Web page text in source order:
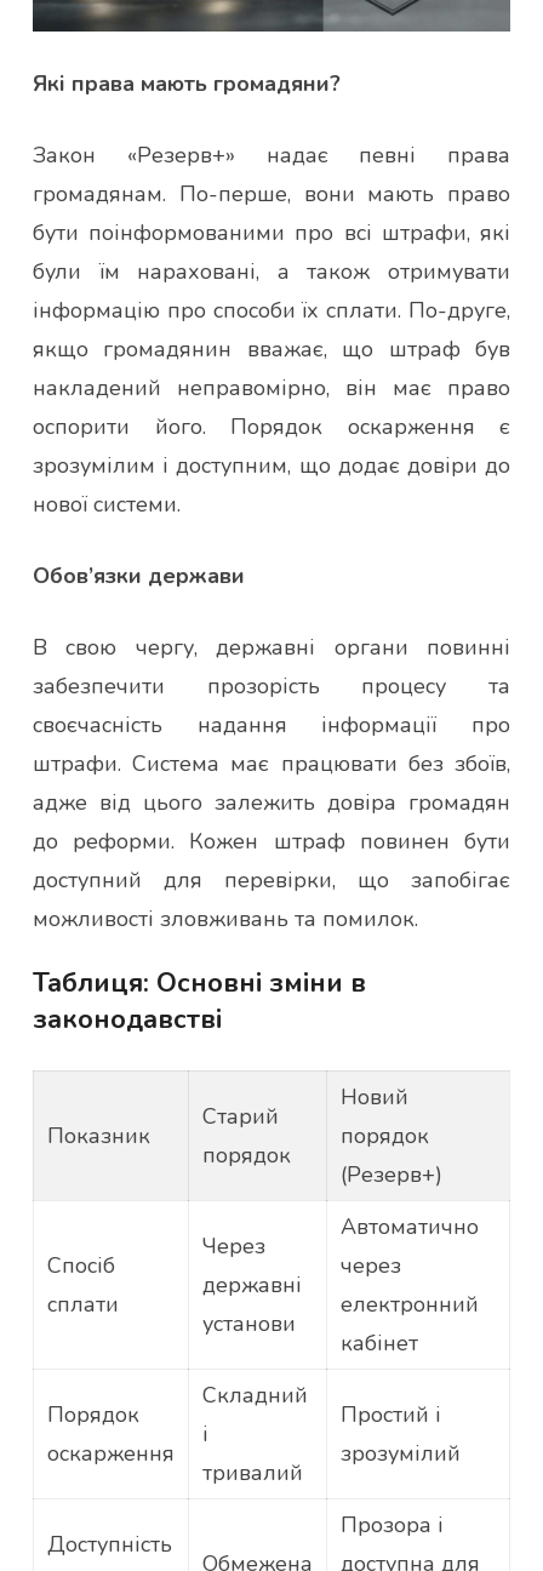
Які права мають громадяни?
Закон «Резерв+» надає певні права
громадянам. По-перше, вони мають право
бути поінформованими про всі штрафи, які
були їм нараховані, а також отримувати
інформацію про способи їх сплати. По-друге,
якщо громадянин вважає, що штраф був
накладений неправомірно, він має право
оспорити його. Порядок оскарження є
зрозумілим і доступним, що додає довіри до
нової системи.
Обов’язки держави
В свою чергу, державні органи повинні
забезпечити прозорість процесу та
своєчасність надання інформації про
штрафи. Система має працювати без збоїв,
адже від цього залежить довіра громадян
до реформи. Кожен штраф повинен бути
доступний для перевірки, що запобігає
можливості зловживань та помилок.
Таблиця: Основні зміни в
законодавстві
Показник
Старий
порядок
Новий
порядок
(Резерв+)
Спосіб
сплати
Через
державні
установи
Автоматично
через
електронний
кабінет
Порядок
оскарження
Складний
і
тривалий
Простий і
зрозумілий
Доступність
Обмежена
Прозора і
доступна для